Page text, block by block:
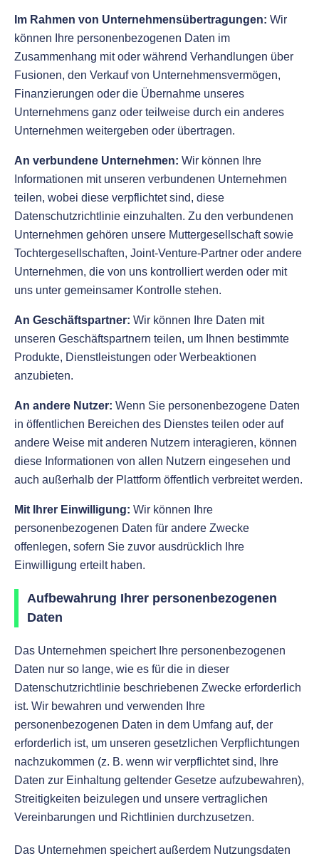
Im Rahmen von Unternehmensübertragungen: Wir
können Ihre personenbezogenen Daten im
Zusammenhang mit oder während Verhandlungen über
Fusionen, den Verkauf von Unternehmensvermögen,
Finanzierungen oder die Übernahme unseres
Unternehmens ganz oder teilweise durch ein anderes
Unternehmen weitergeben oder übertragen.
An verbundene Unternehmen: Wir können Ihre
Informationen mit unseren verbundenen Unternehmen
teilen, wobei diese verpflichtet sind, diese
Datenschutzrichtlinie einzuhalten. Zu den verbundenen
Unternehmen gehören unsere Muttergesellschaft sowie
Tochtergesellschaften, Joint-Venture-Partner oder andere
Unternehmen, die von uns kontrolliert werden oder mit
uns unter gemeinsamer Kontrolle stehen.
An Geschäftspartner: Wir können Ihre Daten mit
unseren Geschäftspartnern teilen, um Ihnen bestimmte
Produkte, Dienstleistungen oder Werbeaktionen
anzubieten.
An andere Nutzer: Wenn Sie personenbezogene Daten
in öffentlichen Bereichen des Dienstes teilen oder auf
andere Weise mit anderen Nutzern interagieren, können
diese Informationen von allen Nutzern eingesehen und
auch außerhalb der Plattform öffentlich verbreitet werden.
Mit Ihrer Einwilligung: Wir können Ihre
personenbezogenen Daten für andere Zwecke
offenlegen, sofern Sie zuvor ausdrücklich Ihre
Einwilligung erteilt haben.
Aufbewahrung Ihrer personenbezogenen
Daten
Das Unternehmen speichert Ihre personenbezogenen
Daten nur so lange, wie es für die in dieser
Datenschutzrichtlinie beschriebenen Zwecke erforderlich
ist. Wir bewahren und verwenden Ihre
personenbezogenen Daten in dem Umfang auf, der
erforderlich ist, um unseren gesetzlichen Verpflichtungen
nachzukommen (z. B. wenn wir verpflichtet sind, Ihre
Daten zur Einhaltung geltender Gesetze aufzubewahren),
Streitigkeiten beizulegen und unsere vertraglichen
Vereinbarungen und Richtlinien durchzusetzen.
Das Unternehmen speichert außerdem Nutzungsdaten